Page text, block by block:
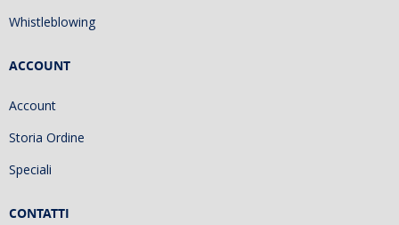
Whistleblowing
ACCOUNT
Account
Storia Ordine
Speciali
CONTATTI